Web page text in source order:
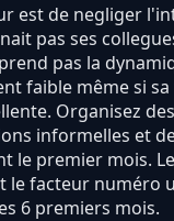
est de negliger
pas ses
pas la
faible même si
Organisez
informelles et
le premier mois.
le facteur numéro
6 premiers mois.